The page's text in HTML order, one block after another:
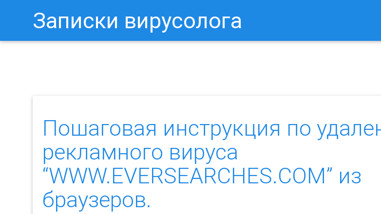
Записки вирусолога
Пошаговая инструкция по
рекламного вируса
“WWW.EVERSEARCHES.COM” из
браузеров.